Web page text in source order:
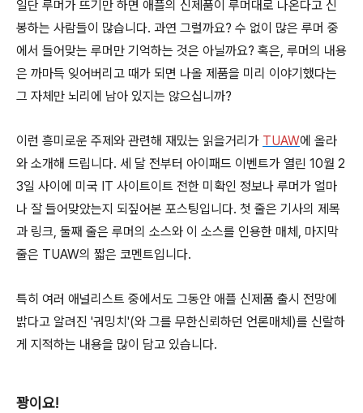
일단 루머가 뜨기만 하면 애플의 신제품이 루머대로 나온다고 신
봉하는 사람들이 많습니다. 과연 그럴까요? 수 없이 많은 루머 중
에서 들어맞는 루머만 기억하는 것은 아닐까요? 혹은, 루머의 내용
은 까마득 잊어버리고 때가 되면 나올 제품을 미리 이야기했다는
그 자체만 뇌리에 남아 있지는 않으십니까?
이런 흥미로운 주제와 관련해 재밌는 읽을거리가 TUAW에 올라
와 소개해 드립니다. 세 달 전부터 아이패드 이벤트가 열린 10월 2
3일 사이에 미국 IT 사이트이트 전한 미확인 정보나 루머가 얼마
나 잘 들어맞았는지 되짚어본 포스팅입니다. 첫 줄은 기사의 제목
과 링크, 둘째 줄은 루머의 소스와 이 소스를 인용한 매체, 마지막
줄은 TUAW의 짧은 코멘트입니다.
특히 여러 애널리스트 중에서도 그동안 애플 신제품 출시 전망에
밝다고 알려진 '궈밍치'(와 그를 무한신뢰하던 언론매체)를 신랄하
게 지적하는 내용을 많이 담고 있습니다.
꽝이요!